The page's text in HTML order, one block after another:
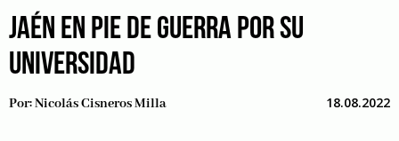
JAÉN EN PIE DE GUERRA POR SU
UNIVERSIDAD
Por:Nicolás Cisneros Milla 18.08.2022